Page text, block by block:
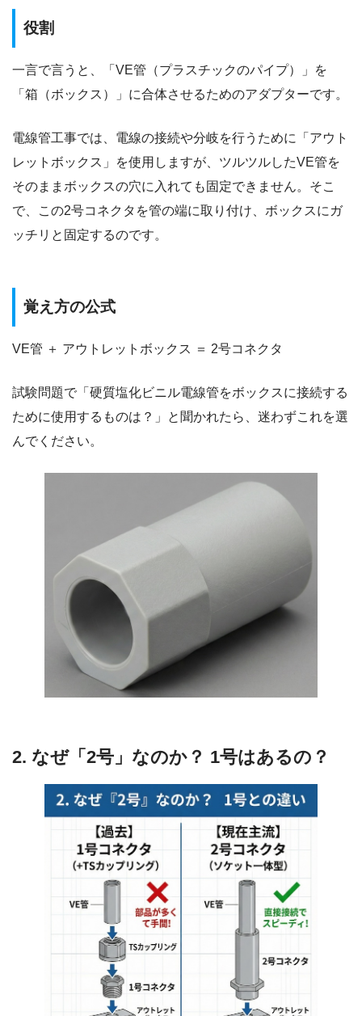
役割
一言で言うと、「VE管（プラスチックのパイプ）」を
「箱（ボックス）」に合体させるためのアダプターです。
電線管工事では、電線の接続や分岐を行うために「アウト
レットボックス」を使用しますが、ツルツルしたVE管を
そのままボックスの穴に入れても固定できません。そこ
で、この2号コネクタを管の端に取り付け、ボックスにガ
ッチリと固定するのです。
覚え方の公式
VE管 ＋ アウトレットボックス ＝ 2号コネクタ
試験問題で「硬質塩化ビニル電線管をボックスに接続する
ために使用するものは？」と聞かれたら、迷わずこれを選
んでください。
2. なぜ「2号」なのか？ 1号はあるの？